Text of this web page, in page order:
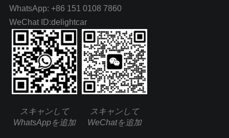
WhatsApp: +86 151 0108 7860
WeChat ID:delightcar
スキャンして
WhatsAppを追加
スキャンして
WeChatを追加